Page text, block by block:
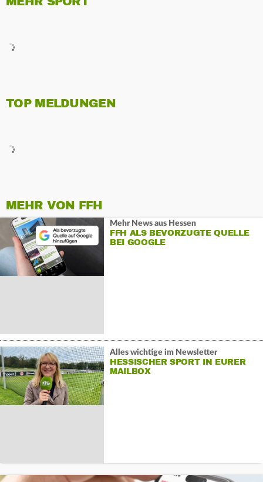
TOP MELDUNGEN
MEHR VON FFH
Mehr News aus Hessen
FFH ALS BEVORZUGTE QUELLE
BEI GOOGLE
Alles wichtige im Newsletter
HESSISCHER SPORT IN EURER
MAILBOX